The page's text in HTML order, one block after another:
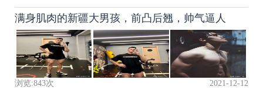
满身肌肉的新疆大男孩，前凸后翘，帅气逼人
浏览:843次 2021-12-12